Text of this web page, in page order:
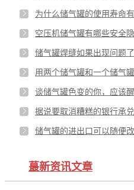
据说要取消糟糕的银行承兑
蕞新资讯文章